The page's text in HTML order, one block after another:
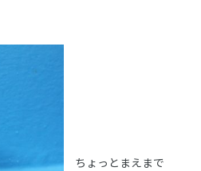
ちょっとまえまで